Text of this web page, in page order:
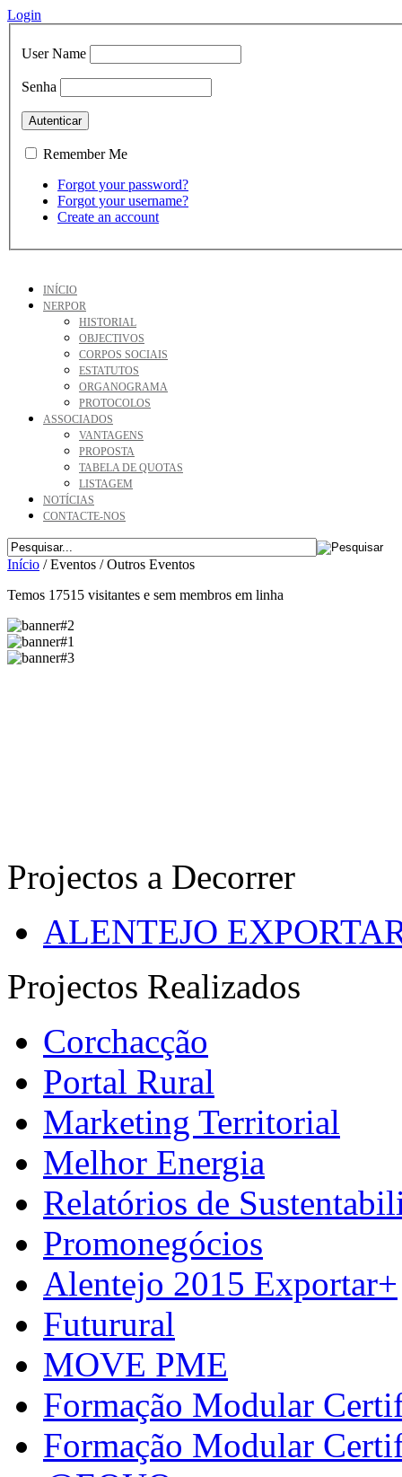
Login
User Name
Senha
Remember Me
Forgot your password?
Forgot your username?
Create an account
INÍCIO
NERPOR
HISTORIAL
OBJECTIVOS
CORPOS SOCIAIS
ESTATUTOS
ORGANOGRAMA
PROTOCOLOS
ASSOCIADOS
VANTAGENS
PROPOSTA
TABELA DE QUOTAS
LISTAGEM
NOTÍCIAS
CONTACTE-NOS
Início /Eventos /Outros Eventos
Temos 17515 visitantes e sem membros em linha
Projectos a Decorrer
ALENTEJO
Projectos Realizados
Corchacção
Portal Rural
Marketing Territorial
Melhor Energia
Relatórios de
Promonegócios
Alentejo 2015 Exportar+
Futurural
MOVE PME
Formação Modular
Formação Modular